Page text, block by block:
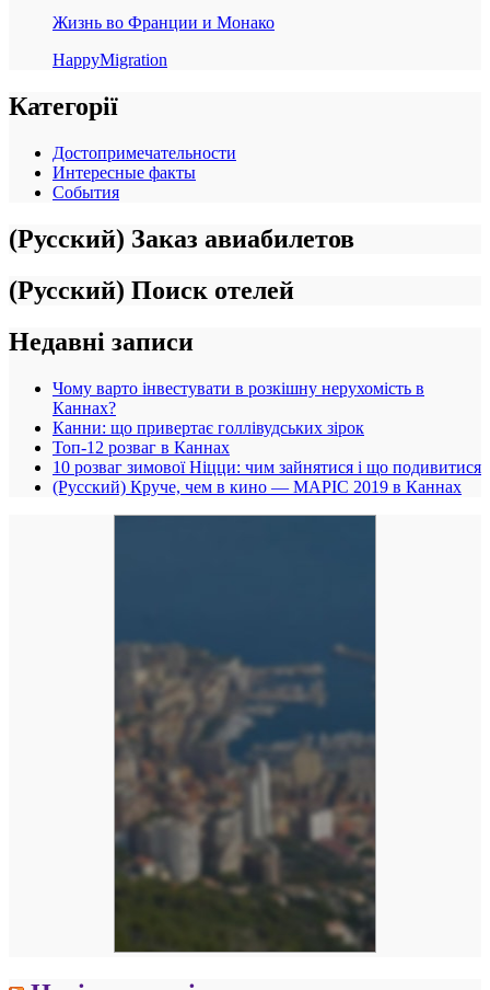
Жизнь во Франции и Монако
HappyMigration
Категорії
Достопримечательности
Интересные факты
События
(Русский) Заказ авиабилетов
(Русский) Поиск отелей
Недавні записи
Чому варто інвестувати в розкішну нерухомість в
Каннах?
Канни: що привертає голлівудських зірок
Топ-12 розваг в Каннах
10 розваг зимової Ніцци: чим зайнятися і що подивитися
(Русский) Круче, чем в кино — MAPIC 2019 в Каннах